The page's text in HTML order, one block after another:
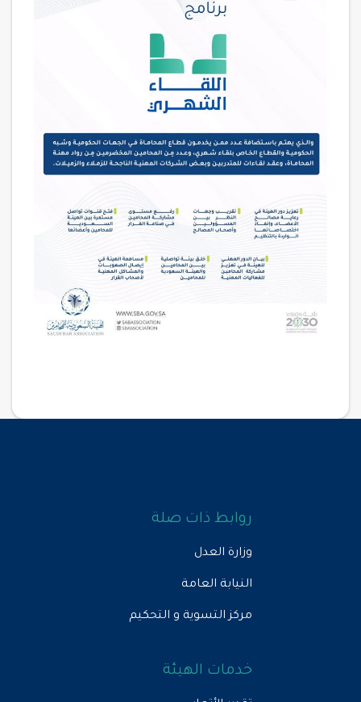
روابط ذات صلة
وزارة العدل
النيابة العامة
مركز التسوية و التحكيم
خدمات الهيئة